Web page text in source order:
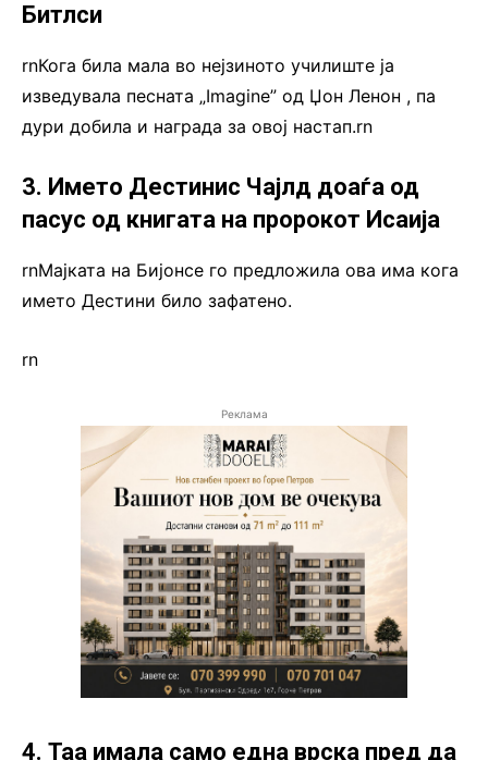
Битлси
rnКога била мала во нејзиното училиште ја
изведувала песната „Imagine” од Џон Ленон , па
дури добила и награда за овој настап.rn
3. Името Дестинис Чајлд доаѓа од
пасус од книгата на пророкот Исаија
rnМајката на Бијонсе го предложила ова има кога
името Дестини било зафатено.
rn
Реклама
4. Таа имала само една врска пред да